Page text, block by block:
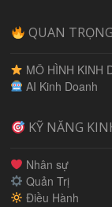
QUAN TRỌNG
MÔ HÌNH KINH
AI Kinh Doanh
KỸ NĂNG
Nhân sự
Quản Trị
Điều Hành